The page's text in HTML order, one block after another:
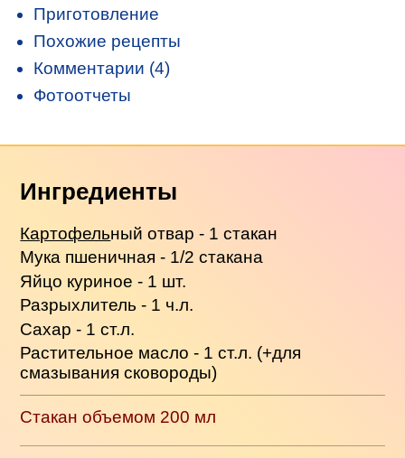
Приготовление
Похожие рецепты
Комментарии (4)
Фотоотчеты
Ингредиенты
Картофельный отвар - 1 стакан
Мука пшеничная - 1/2 стакана
Яйцо куриное - 1 шт.
Разрыхлитель - 1 ч.л.
Сахар - 1 ст.л.
Растительное масло - 1 ст.л. (+для
смазывания сковороды)
Стакан объемом 200 мл